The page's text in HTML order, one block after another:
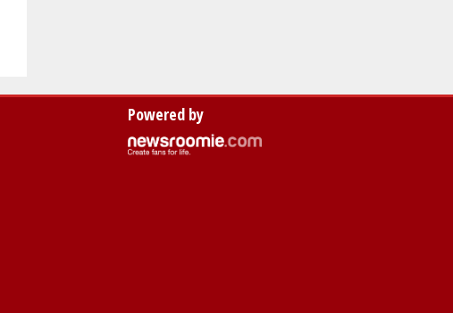
Powered by